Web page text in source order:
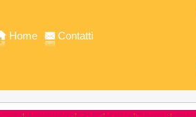
Home Contatti